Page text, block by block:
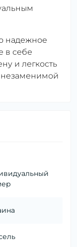
надежное
в себе
и легкость
незаменимой